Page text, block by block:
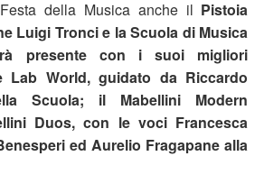
della Musica anche il Pistoia
Luigi Tronci e la Scuola di Musica
presente con i suoi migliori
Lab World, guidato da Riccardo
Scuola; il Mabellini Modern
Duos, con le voci Francesca
ed Aurelio Fragapane alla